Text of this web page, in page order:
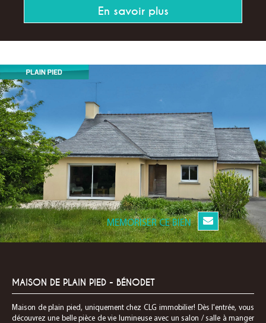
En savoir plus
MEMORISER CE BIEN
MAISON DE PLAIN PIED - BÉNODET
Maison de plain pied, uniquement chez CLG immobilier! Dès l'entrée, vous
découvrez une belle pièce de vie lumineuse avec un salon / salle à manger